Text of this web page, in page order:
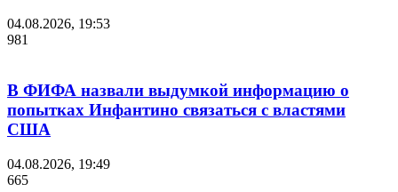
04.08.2026, 19:53
981
В ФИФА назвали выдумкой информацию о
попытках Инфантино связаться с властями
США
04.08.2026, 19:49
665